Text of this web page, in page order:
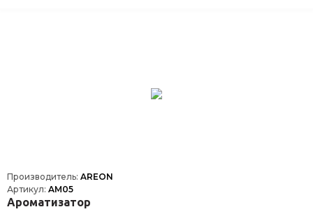
Производитель: AREON
Артикул: AM05
Ароматизатор